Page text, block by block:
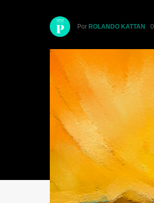
Por ROLANDO KATTAN